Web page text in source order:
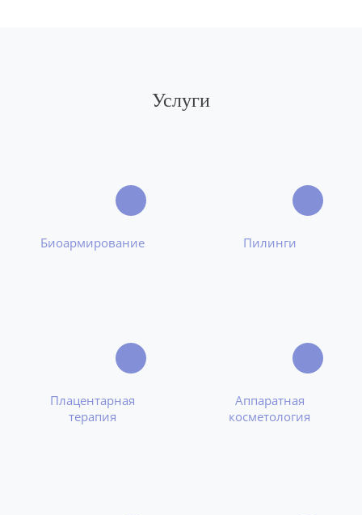
Услуги
Биоармирование Пилинги
Плацентарная
терапия
Аппаратная
косметология